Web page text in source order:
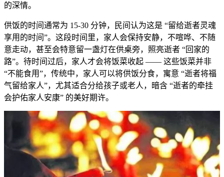
的深情。
供饭的时间通常为 15-30 分钟，民间认为这是 “留给逝者灵魂
享用的时间”。这段时间里，家人会保持安静，不喧哗、不随
意走动，甚至会特意留一盏灯在供桌旁，照亮逝者 “回家的
路”。待时间过后，家人才会将饭菜收起 —— 这些饭菜并非
“不能食用”，传统中，家人可以将供饭分食，寓意 “逝者将福
气留给家人”，尤其适合分给孩子或老人，暗含 “逝者的牵挂
会护佑家人安康” 的美好期许。